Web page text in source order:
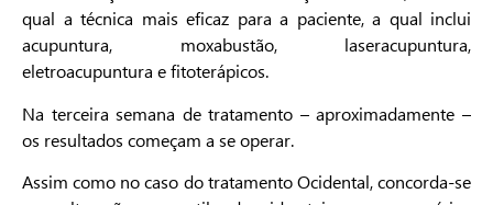
qual a técnica mais eficaz para a paciente, a qual inclui
acupuntura, moxabustão, laseracupuntura,
eletroacupuntura e fitoterápicos.
Na terceira semana de tratamento – aproximadamente –
os resultados começam a se operar.
Assim como no caso do tratamento Ocidental, concorda-se